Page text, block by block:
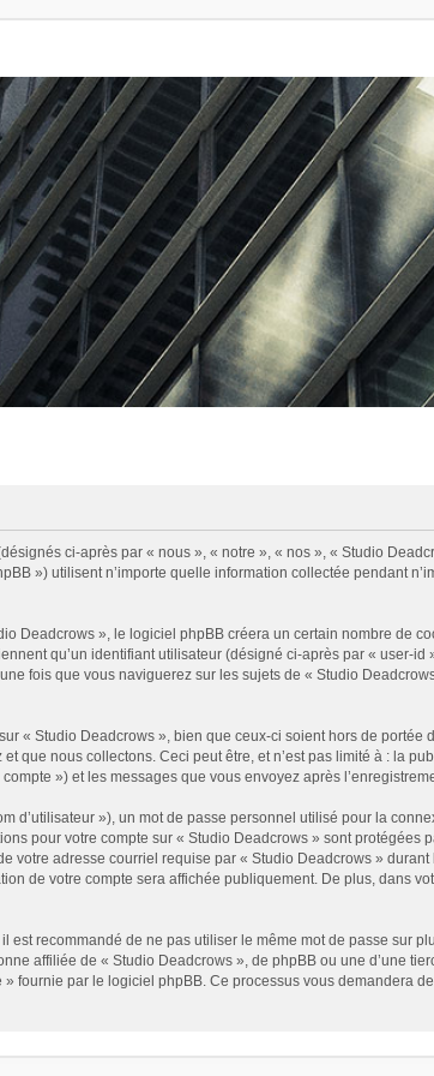
ci-après par « nous », « notre », « nos », « Studio
») utilisent n’importe quelle information collectée pendant
Deadcrows », le logiciel phpBB créera un certain nombre de
qu’un identifiant utilisateur (désigné ci-après par « user-
fois que vous naviguerez sur les sujets de « Studio
« Studio Deadcrows », bien que ceux-ci soient hors de
que nous collectons. Ceci peut être, et n’est pas limité à : la
») et les messages que vous envoyez après
»), un mot de passe personnel utilisé pour la
pour votre compte sur « Studio Deadcrows » sont
votre adresse courriel requise par « Studio Deadcrows »
de votre compte sera affichée publiquement. De plus, dans
recommandé de ne pas utiliser le même mot de passe sur
affiliée de « Studio Deadcrows », de phpBB ou une d’une
fournie par le logiciel phpBB. Ce processus vous demandera